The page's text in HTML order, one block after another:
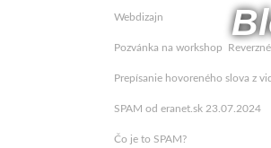
Webdizajn
Pozvánka na workshop
Prepísanie hovoreného slova z
SPAM od eranet.sk 23.07.2024
Čo je to SPAM?